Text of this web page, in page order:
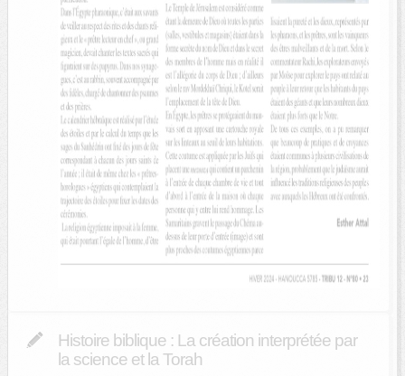
Histoire biblique : La création interprétée par
la science et la Torah